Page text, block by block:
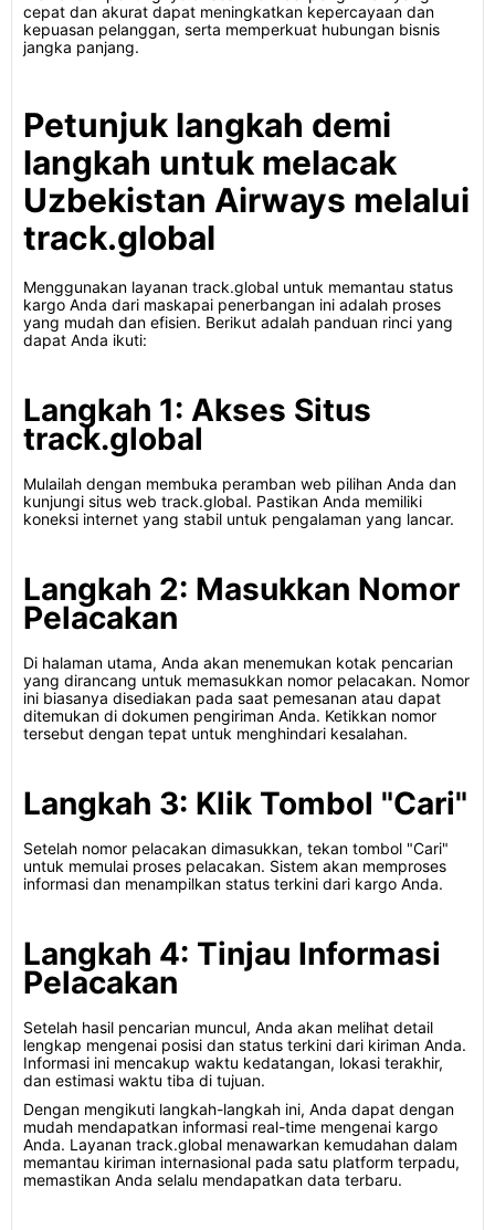
cepat dan akurat dapat meningkatkan kepercayaan dan
kepuasan pelanggan, serta memperkuat hubungan bisnis
jangka panjang.
Petunjuk langkah demi
langkah untuk melacak
Uzbekistan Airways melalui
track.global
Menggunakan layanan track.global untuk memantau status
kargo Anda dari maskapai penerbangan ini adalah proses
yang mudah dan efisien. Berikut adalah panduan rinci yang
dapat Anda ikuti:
Langkah 1: Akses Situs
track.global
Mulailah dengan membuka peramban web pilihan Anda dan
kunjungi situs web track.global. Pastikan Anda memiliki
koneksi internet yang stabil untuk pengalaman yang lancar.
Langkah 2: Masukkan Nomor
Pelacakan
Di halaman utama, Anda akan menemukan kotak pencarian
yang dirancang untuk memasukkan nomor pelacakan. Nomor
ini biasanya disediakan pada saat pemesanan atau dapat
ditemukan di dokumen pengiriman Anda. Ketikkan nomor
tersebut dengan tepat untuk menghindari kesalahan.
Langkah 3: Klik Tombol "Cari"
Setelah nomor pelacakan dimasukkan, tekan tombol "Cari"
untuk memulai proses pelacakan. Sistem akan memproses
informasi dan menampilkan status terkini dari kargo Anda.
Langkah 4: Tinjau Informasi
Pelacakan
Setelah hasil pencarian muncul, Anda akan melihat detail
lengkap mengenai posisi dan status terkini dari kiriman Anda.
Informasi ini mencakup waktu kedatangan, lokasi terakhir,
dan estimasi waktu tiba di tujuan.
Dengan mengikuti langkah-langkah ini, Anda dapat dengan
mudah mendapatkan informasi real-time mengenai kargo
Anda. Layanan track.global menawarkan kemudahan dalam
memantau kiriman internasional pada satu platform terpadu,
memastikan Anda selalu mendapatkan data terbaru.